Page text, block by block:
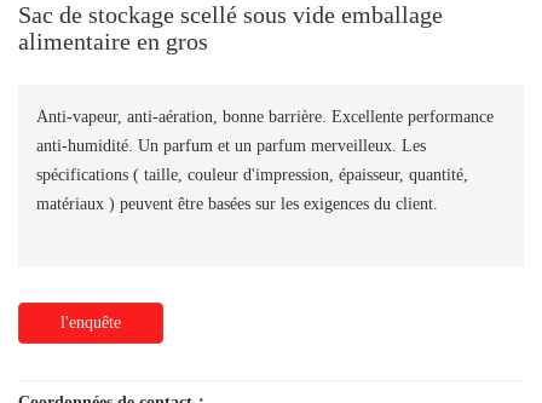
Sac de stockage scellé sous vide emballage
alimentaire en gros
Anti-vapeur, anti-aération, bonne barrière. Excellente performance
anti-humidité. Un parfum et un parfum merveilleux. Les
spécifications ( taille, couleur d'impression, épaisseur, quantité,
matériaux ) peuvent être basées sur les exigences du client.
l'enquête